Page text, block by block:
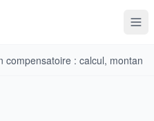
compensatoire : calcul, montant